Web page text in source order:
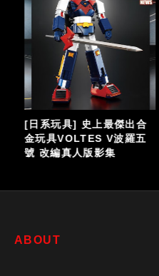
[日系玩具] 史上最傑出合
金玩具VOLTES V波羅五
號 改編真人版影集
ABOUT